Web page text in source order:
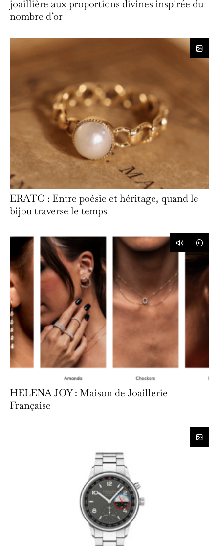
joaillière aux proportions divines inspirée du
nombre d’or
ERATO : Entre poésie et héritage, quand le
bijou traverse le temps
HELENA JOY : Maison de Joaillerie
Française